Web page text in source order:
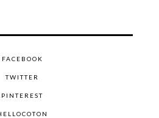
FACEBOOK
TWITTER
PINTEREST